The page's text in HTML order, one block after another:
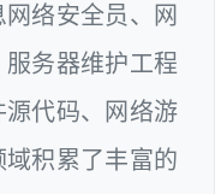
络安全员、网
务器维护工程
代码、网络游
积累了丰富的